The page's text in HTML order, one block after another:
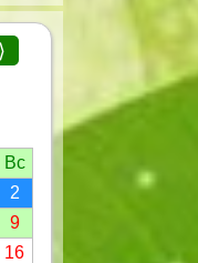
Вс
2
9
16